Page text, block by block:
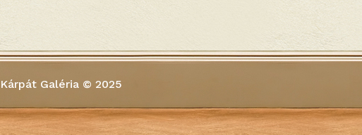
Kárpát Galéria © 2025